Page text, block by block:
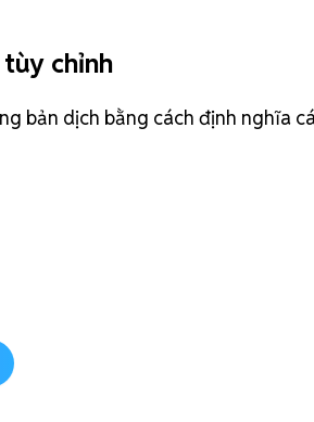
chỉnh
bản dịch bằng cách định nghĩa